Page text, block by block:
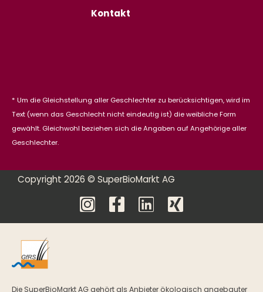
Kontakt
* Um die Gleichstellung aller Geschlechter zu berücksichtigen, wird im
Text (wenn das Geschlecht nicht eindeutig ist) die weibliche Form
gewählt. Gleichwohl beziehen sich die Angaben auf Angehörige aller
Geschlechter.
Copyright 2026 © SuperBioMarkt AG
Die SuperBioMarkt AG gehört als Anbieter ökologisch angebauter